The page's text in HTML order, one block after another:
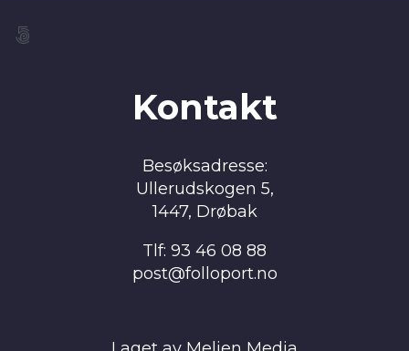
Kontakt
Besøksadresse:
Ullerudskogen 5,
1447, Drøbak
Tlf: 93 46 08 88
post@folloport.no